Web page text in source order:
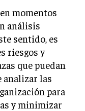
momentos
análisis
sentido, es
riesgos y
que puedan
analizar las
para
y minimizar